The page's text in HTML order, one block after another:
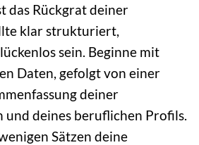
das Rückgrat deiner
klar strukturiert,
sein. Beginne mit
Daten, gefolgt von einer
deiner
und deines beruflichen Profils.
Sätzen deine